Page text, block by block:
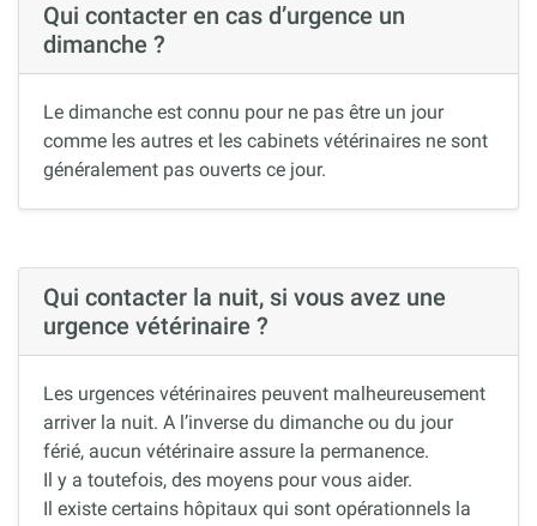
Qui contacter en cas d’urgence un
dimanche ?
Le dimanche est connu pour ne pas être un jour
comme les autres et les cabinets vétérinaires ne sont
généralement pas ouverts ce jour.
Qui contacter la nuit, si vous avez une
urgence vétérinaire ?
Les urgences vétérinaires peuvent malheureusement
arriver la nuit. A l’inverse du dimanche ou du jour
férié, aucun vétérinaire assure la permanence.
Il y a toutefois, des moyens pour vous aider.
Il existe certains hôpitaux qui sont opérationnels la